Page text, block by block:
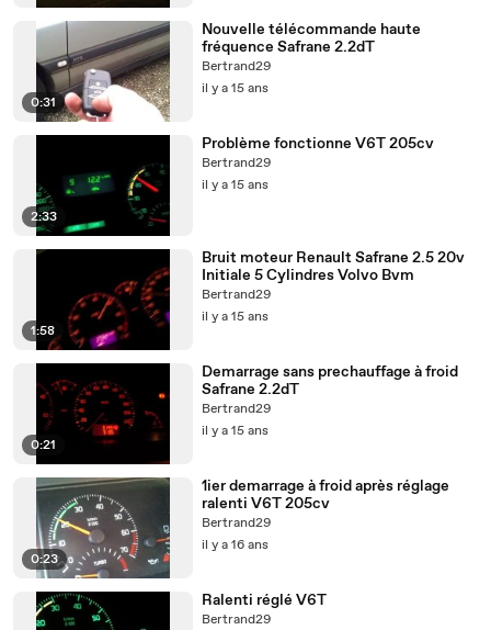
0:31
Nouvelle télécommande haute
fréquence Safrane 2.2dT
Bertrand29
il y a 15 ans
2:33
Problème fonctionne V6T 205cv
Bertrand29
il y a 15 ans
1:58
Bruit moteur Renault Safrane 2.5 20v
Initiale 5 Cylindres Volvo Bvm
Bertrand29
il y a 15 ans
0:21
Demarrage sans prechauffage à froid
Safrane 2.2dT
Bertrand29
il y a 15 ans
0:23
1ier demarrage à froid après réglage
ralenti V6T 205cv
Bertrand29
il y a 16 ans
Ralenti réglé V6T
Bertrand29